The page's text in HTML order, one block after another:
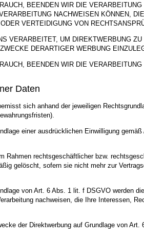
BEENDEN WIR DIE
NACHWEISEN KÖNNEN,
VERTEIDIGUNG VON
VERARBEITET, UM DIREKTWERBUNG
DERARTIGER WERBUNG
BEENDEN WIR DIE
Daten
sich anhand der jeweiligen
einer ausdrücklichen Einwilligung
Rahmen rechtsgeschäftlicher bzw.
gelöscht, sofern sie nicht mehr zur
von Art. 6 Abs. 1 lit. f DSGVO
nachweisen, die Ihre Interessen,
der Direktwerbung auf Grundlage von